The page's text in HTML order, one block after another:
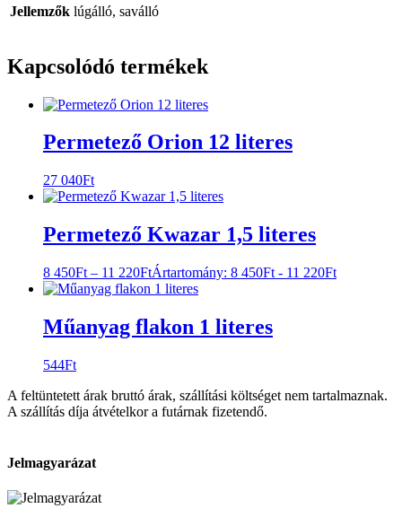
Jellemzők lúgálló, saválló
Kapcsolódó termékek
Permetező Orion 12 literes
27 040Ft
Permetező Kwazar 1,5 literes
8 450Ft – 11 220FtÁrtartomány: 8 450Ft - 11 220Ft
Műanyag flakon 1 literes
544Ft
A feltüntetett árak bruttó árak, szállítási költséget nem tartalmaznak.
A szállítás díja átvételkor a futárnak fizetendő.
Jelmagyarázat